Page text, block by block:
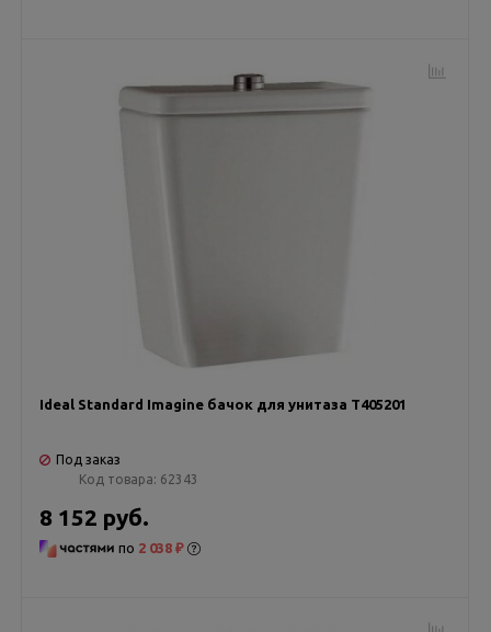
Ideal Standard Imagine бачок для унитаза T405201
Под заказ
Код товара: 62343
8 152 руб.
по 2 038 ₽